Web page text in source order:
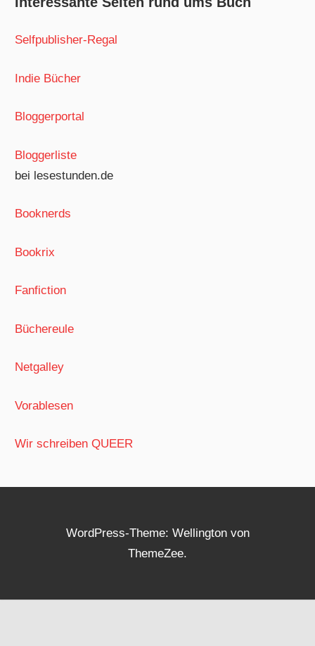
Selfpublisher-Regal
Indie Bücher
Bloggerportal
Bloggerliste
bei lesestunden.de
Booknerds
Bookrix
Fanfiction
Büchereule
Netgalley
Vorablesen
Wir schreiben QUEER
WordPress-Theme: Wellington von
ThemeZee.